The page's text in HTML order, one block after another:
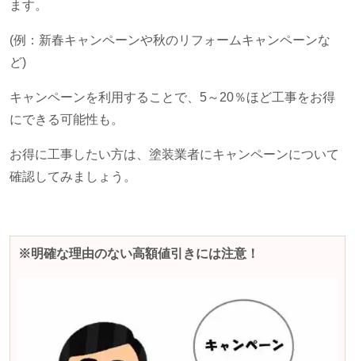
ます。
(例：新春キャンペーンや秋のリフォームキャンペーンな
ど)
キャンペーンを利用することで、 5～ 20％ほど工事をお得
にできる可能性も。
お得に工事したい方は、塗装業者にキャンペーンについて
確認してみましょう。
※明確な理由のない高額値引きには注意！